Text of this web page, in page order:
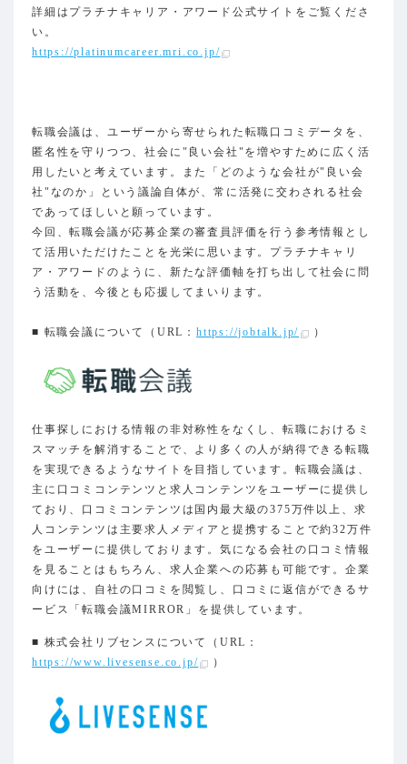
詳細はプラチナキャリア・アワード公式サイトをご覧くださ
い。
https://platinumcareer.mri.co.jp/
転職会議は、ユーザーから寄せられた転職口コミデータを、
匿名性を守りつつ、社会に"良い会社"を増やすために広く活
用したいと考えています。また「どのような会社が"良い会
社"なのか」という議論自体が、常に活発に交わされる社会
であってほしいと願っています。
今回、転職会議が応募企業の審査員評価を行う参考情報とし
て活用いただけたことを光栄に思います。プラチナキャリ
ア・アワードのように、新たな評価軸を打ち出して社会に問
う活動を、今後とも応援してまいります。
■ 転職会議について（URL：https://jobtalk.jp/ ）
仕事探しにおける情報の非対称性をなくし、転職におけるミ
スマッチを解消することで、より多くの人が納得できる転職
を実現できるようなサイトを目指しています。転職会議は、
主に口コミコンテンツと求人コンテンツをユーザーに提供し
ており、口コミコンテンツは国内最大級の375万件以上、求
人コンテンツは主要求人メディアと提携することで約32万件
をユーザーに提供しております。気になる会社の口コミ情報
を見ることはもちろん、求人企業への応募も可能です。企業
向けには、自社の口コミを閲覧し、口コミに返信ができるサ
ービス「転職会議MIRROR」を提供しています。
■ 株式会社リブセンスについて（URL：
https://www.livesense.co.jp/
）